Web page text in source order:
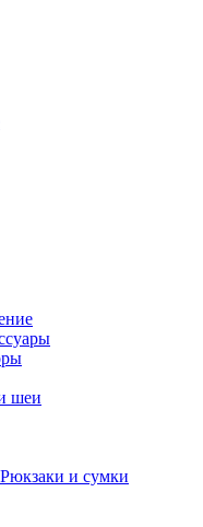
шеи
Рюкзаки и сумки